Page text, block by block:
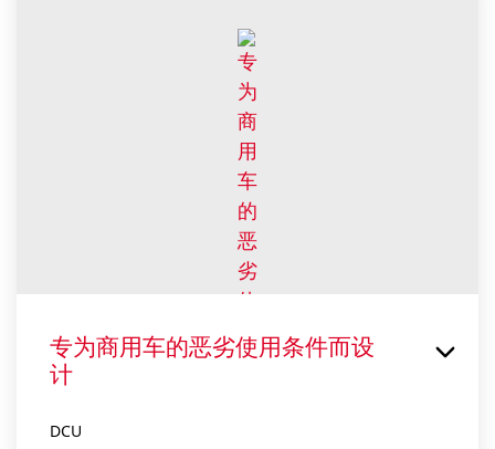
专为商用车的恶劣使用条件而设
计
DCU